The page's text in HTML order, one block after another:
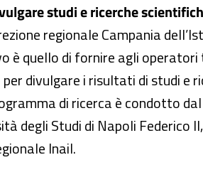
studi e ricerche
regionale Campania
è quello di fornire agli
divulgare i risultati di studi e
di ricerca è condotto
degli Studi di Napoli Federico
Inail.